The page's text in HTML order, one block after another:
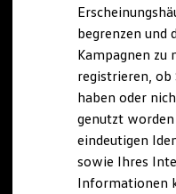
Marke und Erlebnis
Volkswagen R
R-Modelle
R
Driving
Volkswagen
Lifestyle Shop
T-Roc
Golf
begrenzen
Kampagnen zu
registrieren, ob
haben oder
genutzt
eindeutigen
sowie Ihres
Informationen